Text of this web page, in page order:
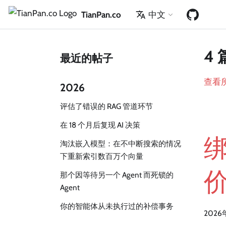
TianPan.co 中文
最近的帖子
2026
评估了错误的 RAG 管道环节
在 18 个月后复现 AI 决策
淘汰嵌入模型：在不中断搜索的情况
下重新索引数百万个向量
那个因等待另一个 Agent 而死锁的
Agent
你的智能体从未执行过的补偿事务
4
查看
2026